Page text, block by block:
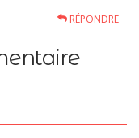
RÉPONDRE